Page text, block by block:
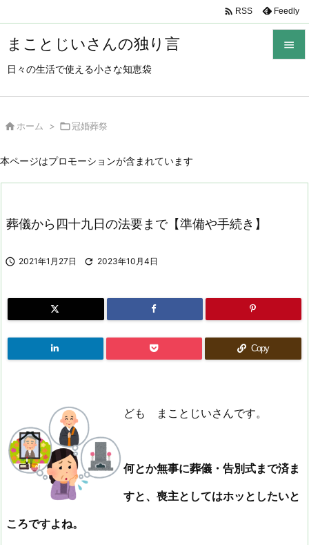
まことじいさんの独り言
日々の生活で使える小さな知恵袋


 RSS Feedly
 ホーム > 冠婚葬祭
本ページはプロモーションが含まれています
葬儀から四十九日の法要まで【準備や手続き】
 2021年1月27日  2023年10月4日
Copy
ども まことじいさんです。
何とか無事に葬儀・告別式まで済ま
すと、喪主としてはホッとしたいと
ころですよね。